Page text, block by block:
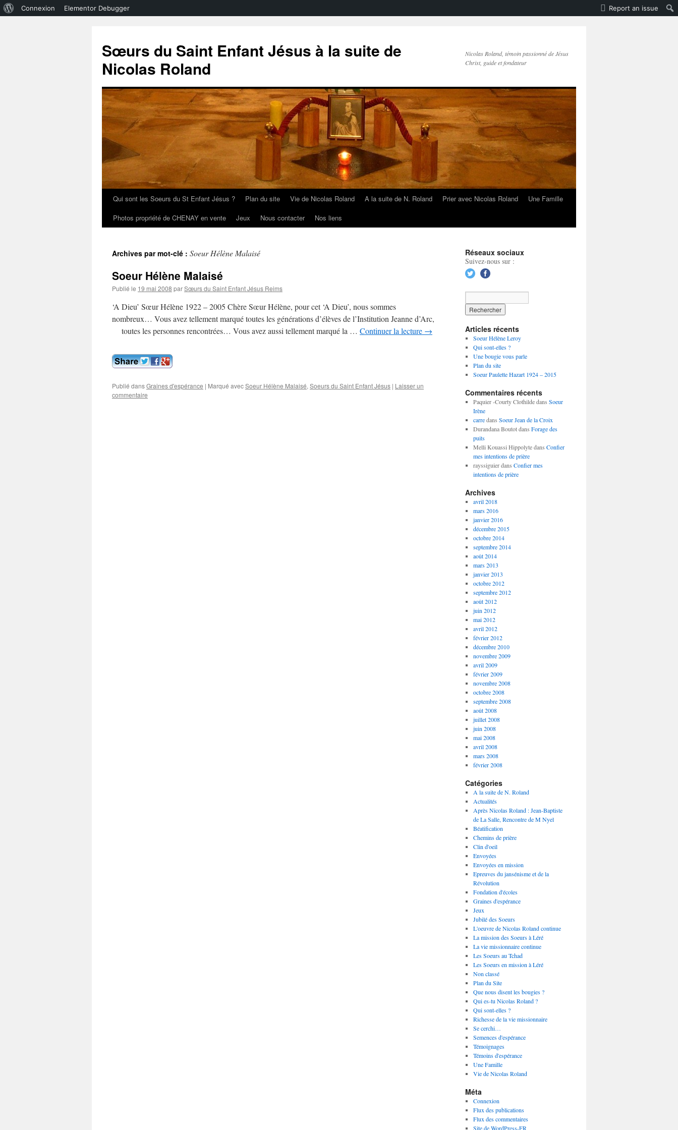
Connexion Elementor Debugger Report an issue
Sœurs du Saint Enfant Jésus à la suite de
Nicolas Roland
Nicolas Roland, témoin passionné de Jésus
Christ, guide et fondateur
Aller
Qui sont les Soeurs du St Enfant Jésus ? Plan du site Vie de Nicolas Roland A la suite de N. Roland Prier avec Nicolas Roland
Une Famille
Photos propriété de CHENAY en vente
Jeux Nous contacter Nos liens
Archives par mot-clé : Soeur Hélène Malaisé
Soeur Hélène Malaisé
Publié le 19 mai 2008 parSœurs du Saint Enfant Jésus Reims
‘A Dieu’ Sœur Hélène 1922 – 2005 Chère Sœur Hélène, pour cet ‘A Dieu’, nous sommes
nombreux… Vous avez tellement marqué toutes les générations d’élèves de l’Institution Jeanne d’Arc,
toutes les personnes rencontrées… Vous avez aussi tellement marqué la … Continuer la lecture →
Publié dansGraines d'espérance | Marqué avecSoeur Hélène Malaisé, Soeurs du Saint Enfant Jésus | Laisser un
commentaire
Réseaux sociaux
Suivez-nous sur :
Articles récents
Soeur Hélène Leroy
Qui sont-elles ?
Une bougie vous parle
Plan du site
Soeur Paulette Hazart 1924 – 2015
Commentaires récents
Paquier -Courty Clothildedans Soeur
Irène
carredans Soeur Jean de la Croix
Durandana Boutotdans Forage des
puits
Melli Kouassi Hippolytedans Confier
mes intentions de prière
rayssiguierdans Confier mes
intentions de prière
Archives
avril 2018
mars 2016
janvier 2016
décembre 2015
octobre 2014
septembre 2014
août 2014
mars 2013
janvier 2013
octobre 2012
septembre 2012
août 2012
juin 2012
mai 2012
avril 2012
février 2012
décembre 2010
novembre 2009
avril 2009
février 2009
novembre 2008
octobre 2008
septembre 2008
août 2008
juillet 2008
juin 2008
mai 2008
avril 2008
mars 2008
février 2008
Catégories
A la suite de N. Roland
Actualités
Après Nicolas Roland : Jean-Baptiste
de La Salle, Rencontre de M Nyel
Béatification
Chemins de prière
Clin d'oeil
Envoyées
Envoyées en mission
Epreuves du jansénisme et de la
Révolution
Fondation d'écoles
Graines d'espérance
Jeux
Jubilé des Soeurs
L'oeuvre de Nicolas Roland continue
La mission des Soeurs à Léré
La vie missionnaire continue
Les Soeurs au Tchad
Les Soeurs en mission à Léré
Non classé
Plan du Site
Que nous disent les bougies ?
Qui es-tu Nicolas Roland ?
Qui sont-elles ?
Richesse de la vie missionnaire
Se cerchi…
Semences d'espérance
Témoignages
Témoins d'espérance
Une Famille
Vie de Nicolas Roland
Méta
Connexion
Flux des publications
Flux des commentaires
Site de WordPress-FR